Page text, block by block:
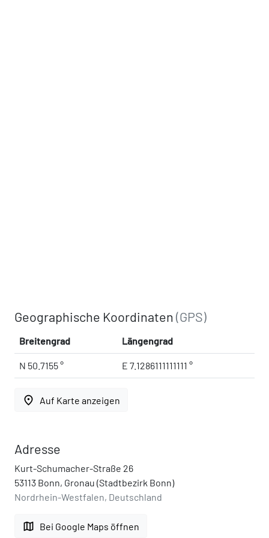
Geographische Koordinaten(GPS)
Breitengrad Längengrad
N 50.7155 ° E 7.1286111111111 °
place Auf Karte anzeigen
Adresse
Kurt-Schumacher-Straße 26
53113 Bonn, Gronau (Stadtbezirk Bonn)
Nordrhein-Westfalen, Deutschland
map Bei Google Maps öffnen